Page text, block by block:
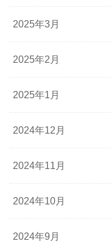
2025年3月
2025年2月
2025年1月
2024年12月
2024年11月
2024年10月
2024年9月